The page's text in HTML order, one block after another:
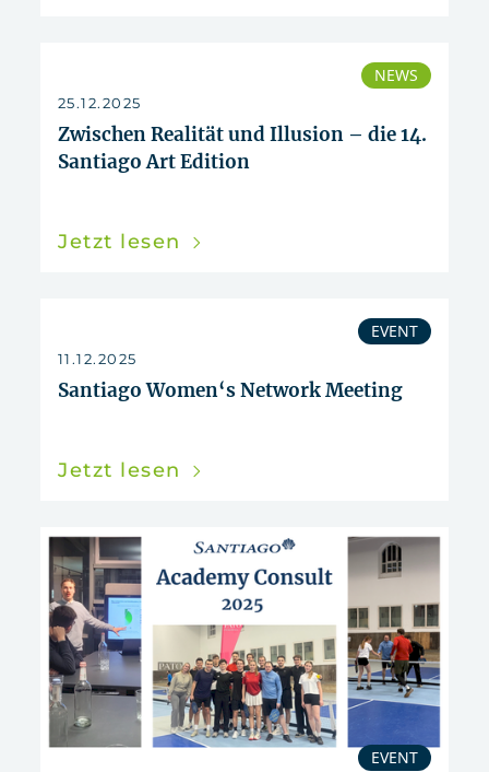
NEWS
25.12.2025
Zwischen Realität und Illusion – die 14.
Santiago Art Edition
Jetzt lesen
EVENT
11.12.2025
Santiago Women‘s Network Meeting
Jetzt lesen
EVENT